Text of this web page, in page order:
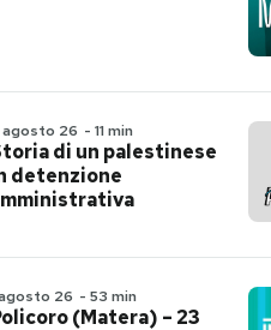
agosto 26 - 11 min
di un palestinese
detenzione
26 - 53 min
(Matera) – 23